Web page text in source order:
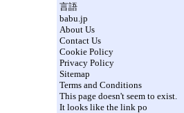
言語
babu.jp
About Us
Contact Us
Cookie Policy
Privacy Policy
Sitemap
Terms and Conditions
This page doesn't seem to exist.
It looks like the link po